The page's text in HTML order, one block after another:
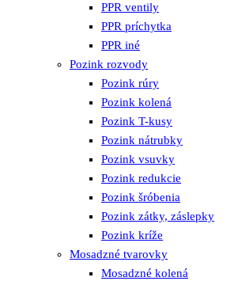
PPR ventily
PPR príchytka
PPR iné
Pozink rozvody
Pozink rúry
Pozink kolená
Pozink T-kusy
Pozink nátrubky
Pozink vsuvky
Pozink redukcie
Pozink šróbenia
Pozink zátky, záslepky
Pozink kríže
Mosadzné tvarovky
Mosadzné kolená